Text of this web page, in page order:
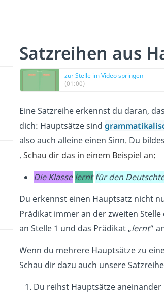
Satzreihen aus
zur Stelle im Video springen
(01:00)
Eine Satzreihe erkennst du daran,
dich: Hauptsätze sind
also auch alleine einen Sinn. Du
. Schau dir das in einem Beispiel an:
Die Klasse lernt für den
Du erkennst einen Hauptsatz nicht
Prädikat immer an der zweiten
an Stelle 1 und das Prädikat „lernt“
Wenn du mehrere Hauptsätze zu
Schau dir dazu auch unsere
Du reihst Hauptsätze aneinander